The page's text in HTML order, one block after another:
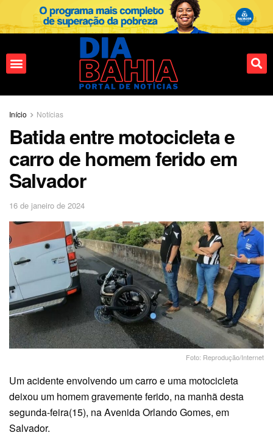
Início Notícias
Batida entre motocicleta e
carro de homem ferido em
Salvador
16 de janeiro de 2024
Foto: Reprodução/Internet
Um acidente envolvendo um carro e uma motocicleta
deixou um homem gravemente ferido, na manhã desta
segunda-feira(15), na Avenida Orlando Gomes, em
Salvador.